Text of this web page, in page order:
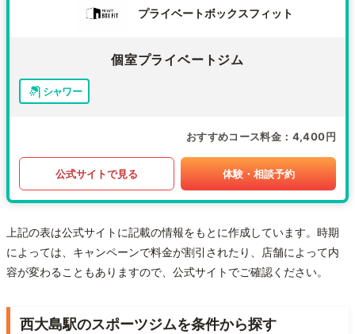
プライベートボックスフィット
個室プライベートジム
シャワー
おすすめコース料金 4,400円
公式サイトで見る 体験・相談予約
上記の表は公式サイトに記載の情報をもとに作成しています。時期
によっては、キャンペーンで料金が割引されたり、店舗によって内
容が変わることもありますので、公式サイトでご確認ください。
西大島駅のスポーツジムを条件から探す